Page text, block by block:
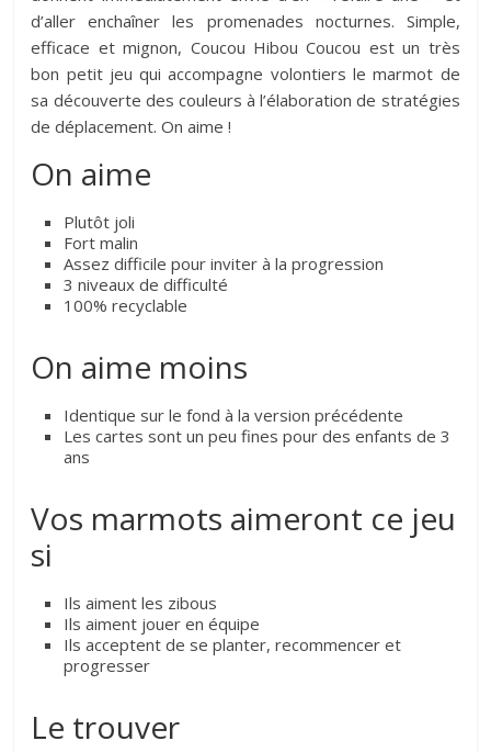
d’aller enchaîner les promenades nocturnes. Simple,
efficace et mignon, Coucou Hibou Coucou est un très
bon petit jeu qui accompagne volontiers le marmot de
sa découverte des couleurs à l’élaboration de stratégies
de déplacement. On aime !
On aime
Plutôt joli
Fort malin
Assez difficile pour inviter à la progression
3 niveaux de difficulté
100% recyclable
On aime moins
Identique sur le fond à la version précédente
Les cartes sont un peu fines pour des enfants de 3
ans
Vos marmots aimeront ce jeu
si
Ils aiment les zibous
Ils aiment jouer en équipe
Ils acceptent de se planter, recommencer et
progresser
Le trouver